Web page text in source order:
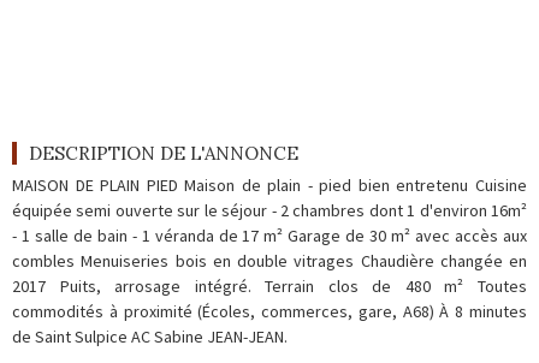
DESCRIPTION DE L'ANNONCE
MAISON DE PLAIN PIED Maison de plain - pied bien entretenu Cuisine
équipée semi ouverte sur le séjour - 2 chambres dont 1 d'environ 16m²
- 1 salle de bain - 1 véranda de 17 m² Garage de 30 m² avec accès aux
combles Menuiseries bois en double vitrages Chaudière changée en
2017 Puits, arrosage intégré. Terrain clos de 480 m² Toutes
commodités à proximité (Écoles, commerces, gare, A68) À 8 minutes
de Saint Sulpice AC Sabine JEAN-JEAN.